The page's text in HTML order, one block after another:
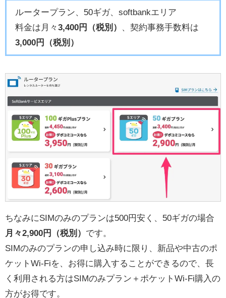
ルータープラン、50ギガ、softbankエリア
料金は月々3,400円（税別）
、契約事務手数料は
3,000円（税別）
ちなみにSIMのみのプランは500円安く、50ギガの場合
月々2,900円（税別） です。
SIMのみのプランの申し込み時に限り、新品や中古のポ
ケットWi-Fiを、お得に購入することができるので、長
く利用される方はSIMのみプラン＋ポケットWi-Fi購入の
方がお得です。